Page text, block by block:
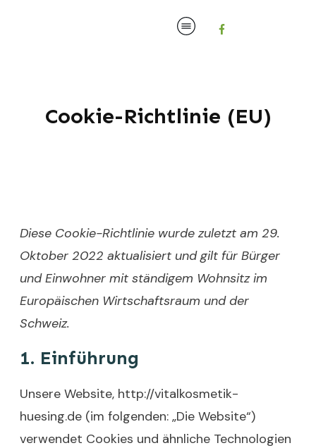
Cookie-Richtlinie (EU)
Diese Cookie-Richtlinie wurde zuletzt am 29.
Oktober 2022 aktualisiert und gilt für Bürger
und Einwohner mit ständigem Wohnsitz im
Europäischen Wirtschaftsraum und der
Schweiz.
1. Einführung
Unsere Website, http://vitalkosmetik-
huesing.de (im folgenden: „Die Website“)
verwendet Cookies und ähnliche Technologien